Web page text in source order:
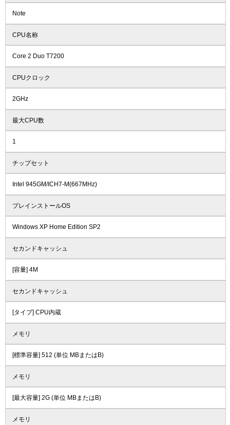
Note
CPU名称
Core 2 Duo T7200
CPUクロック
2GHz
最大CPU数
1
チップセット
Intel 945GM/ICH7-M(667MHz)
プレインストールOS
Windows XP Home Edition SP2
セカンドキャッシュ
[容量] 4M
セカンドキャッシュ
[タイプ] CPU内蔵
メモリ
[標準容量] 512 (単位 MBまたはB)
メモリ
[最大容量] 2G (単位 MBまたはB)
メモリ